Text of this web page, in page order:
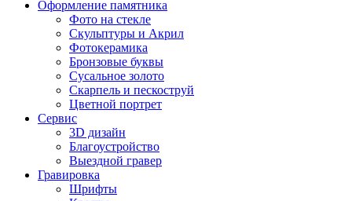
Оформление памятника
Фото на стекле
Скульптуры и Акрил
Фотокерамика
Бронзовые буквы
Сусальное золото
Скарпель и пескоструй
Цветной портрет
Сервис
3D дизайн
Благоустройство
Выездной гравер
Гравировка
Шрифты